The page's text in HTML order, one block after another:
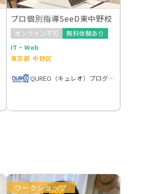
プロ個別指導SeeD東中野校
オンライン不可
無料体験あり
IT・Web
東京都 中野区
QUREO（キュレオ）プログラミング教室
ワークショップ